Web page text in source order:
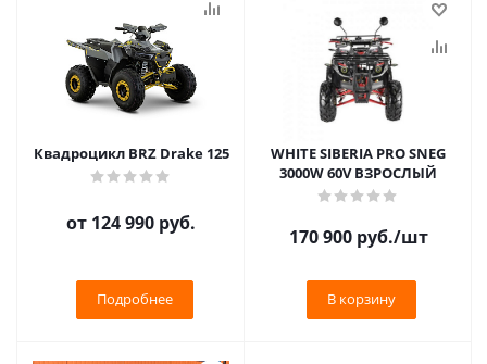
Квадроцикл BRZ Drake 125
от 124 990 руб.
Подробнее
WHITE SIBERIA PRO SNEG
3000W 60V ВЗРОСЛЫЙ
170 900руб./шт
В корзину